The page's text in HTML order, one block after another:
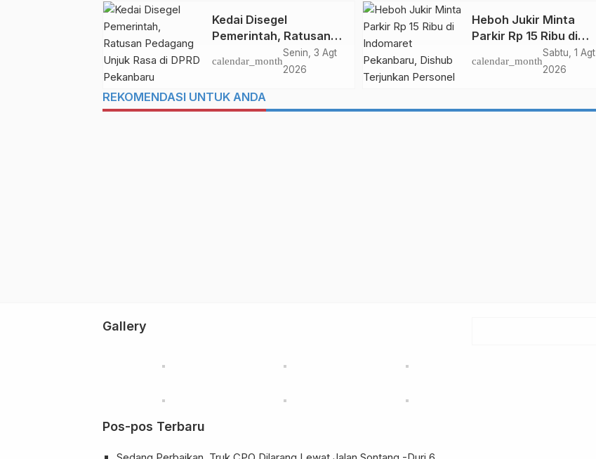
Kedai Disegel
Pemerintah, Ratusan
Pedagang Unjuk Rasa
di DPRD Pekanbaru
calendar_month
Senin, 3 Agt
2026
Heboh Jukir Minta
Parkir Rp 15 Ribu di
Indomaret Pekanbaru,
Dishub Terjunkan
calendar_month
Sabtu, 1 Agt
2026
REKOMENDASI UNTUK ANDA
Gallery
Pos-pos Terbaru